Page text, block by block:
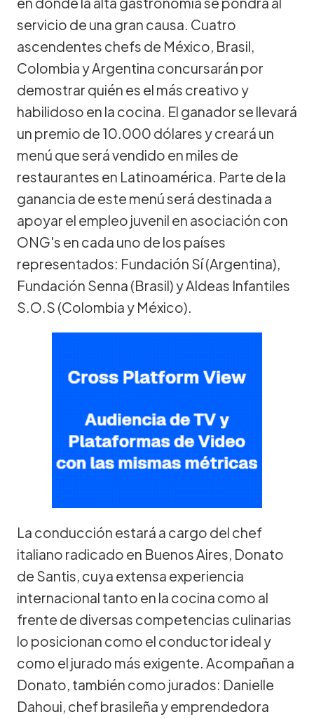
servicio de una gran causa. Cuatro
ascendentes chefs de México, Brasil,
Colombia y Argentina concursarán por
demostrar quién es el más creativo y
habilidoso en la cocina. El ganador se llevará
un premio de 10.000 dólares y creará un
menú que será vendido en miles de
restaurantes en Latinoamérica. Parte de la
ganancia de este menú será destinada a
apoyar el empleo juvenil en asociación con
ONG's en cada uno de los países
representados: Fundación Sí (Argentina),
Fundación Senna (Brasil) y Aldeas Infantiles
S.O.S (Colombia y México).
La conducción estará a cargo del chef
italiano radicado en Buenos Aires, Donato
de Santis, cuya extensa experiencia
internacional tanto en la cocina como al
frente de diversas competencias culinarias
lo posicionan como el conductor ideal y
como el jurado más exigente. Acompañan a
Donato, también como jurados: Danielle
Dahoui, chef brasileña y emprendedora